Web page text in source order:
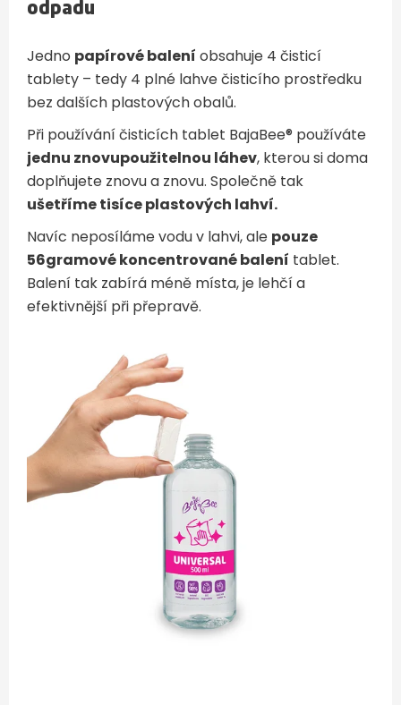
odpadu
Jedno papírové balení obsahuje 4 čisticí
tablety – tedy 4 plné lahve čisticího prostředku
bez dalších plastových obalů.
Při používání čisticích tablet BajaBee® používáte
jednu znovupoužitelnou láhev, kterou si doma
doplňujete znovu a znovu. Společně tak
ušetříme tisíce plastových lahví.
Navíc neposíláme vodu v lahvi, ale pouze
56gramové koncentrované balení tablet.
Balení tak zabírá méně místa, je lehčí a
efektivnější při přepravě.